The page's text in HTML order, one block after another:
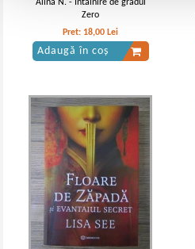
Alina N. - Intalnire de gradul
Zero
Pret: 18,00 Lei
Adaugă în coș